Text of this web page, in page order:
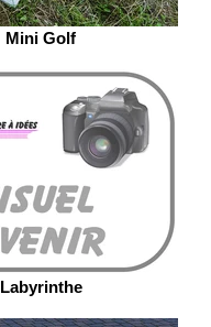
Mini Golf
Labyrinthe